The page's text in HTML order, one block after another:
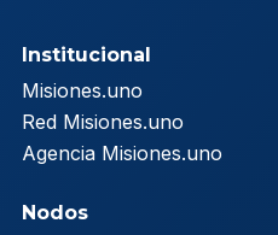
Institucional
Misiones.uno
Red Misiones.uno
Agencia Misiones.uno
Nodos